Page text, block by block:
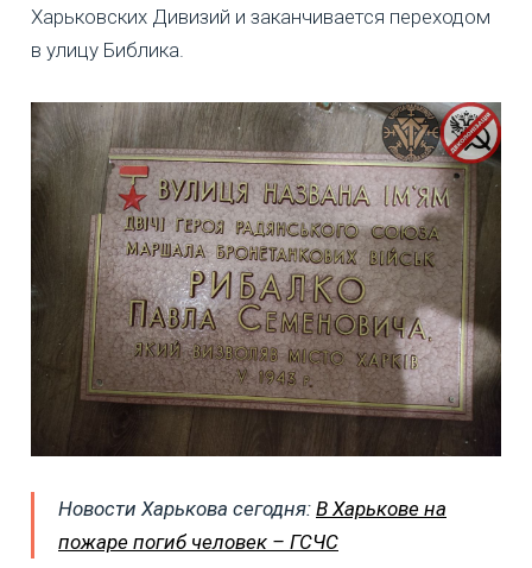
Харьковских Дивизий и заканчивается переходом
в улицу Библика.
Новости Харькова сегодня: В Харькове на
пожаре погиб человек – ГСЧС